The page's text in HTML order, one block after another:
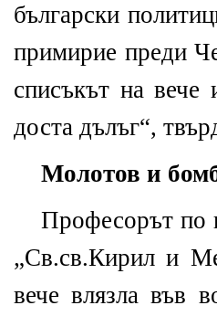
български
примирие преди
списъкът на вече
доста дълъг“,
Молотов и
Професорът по
„Св.св.Кирил и
вече влязла във